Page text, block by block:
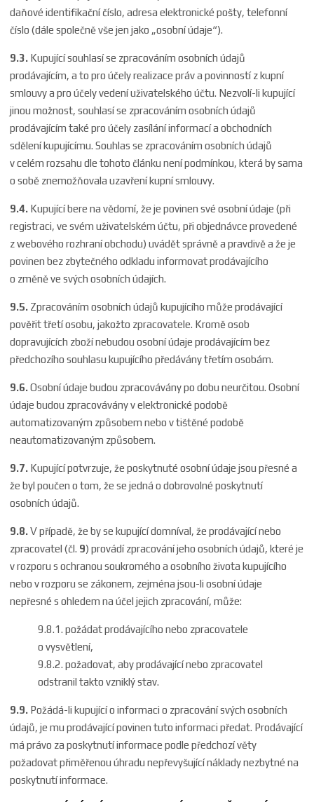
daňové identifikační číslo, adresa elektronické pošty, telefonní
číslo (dále společně vše jen jako „osobní údaje“).
9.3. Kupující souhlasí se zpracováním osobních údajů
prodávajícím, a to pro účely realizace práv a povinností z kupní
smlouvy a pro účely vedení uživatelského účtu. Nezvolí-li kupující
jinou možnost, souhlasí se zpracováním osobních údajů
prodávajícím také pro účely zasílání informací a obchodních
sdělení kupujícímu. Souhlas se zpracováním osobních údajů
v celém rozsahu dle tohoto článku není podmínkou, která by sama
o sobě znemožňovala uzavření kupní smlouvy.
9.4. Kupující bere na vědomí, že je povinen své osobní údaje (při
registraci, ve svém uživatelském účtu, při objednávce provedené
z webového rozhraní obchodu) uvádět správně a pravdivě a že je
povinen bez zbytečného odkladu informovat prodávajícího
o změně ve svých osobních údajích.
9.5. Zpracováním osobních údajů kupujícího může prodávající
pověřit třetí osobu, jakožto zpracovatele. Kromě osob
dopravujících zboží nebudou osobní údaje prodávajícím bez
předchozího souhlasu kupujícího předávány třetím osobám.
9.6.Osobní údaje budou zpracovávány po dobu neurčitou. Osobní
údaje budou zpracovávány v elektronické podobě
automatizovaným způsobem nebo v tištěné podobě
neautomatizovaným způsobem.
9.7. Kupující potvrzuje, že poskytnuté osobní údaje jsou přesné a
že byl poučen o tom, že se jedná o dobrovolné poskytnutí
osobních údajů.
9.8.V případě, že by se kupující domníval, že prodávající nebo
zpracovatel (čl. 9) provádí zpracování jeho osobních údajů, které je
v rozporu s ochranou soukromého a osobního života kupujícího
nebo v rozporu se zákonem, zejména jsou-li osobní údaje
nepřesné s ohledem na účel jejich zpracování, může:
9.8.1. požádat prodávajícího nebo zpracovatele
o vysvětlení,
9.8.2. požadovat, aby prodávající nebo zpracovatel
odstranil takto vzniklý stav.
9.9. Požádá-li kupující o informaci o zpracování svých osobních
údajů, je mu prodávající povinen tuto informaci předat. Prodávající
má právo za poskytnutí informace podle předchozí věty
požadovat přiměřenou úhradu nepřevyšující náklady nezbytné na
poskytnutí informace.